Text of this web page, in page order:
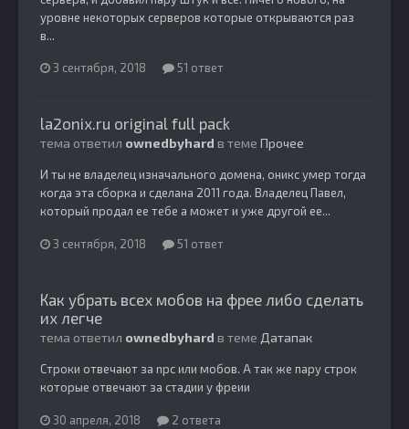
уровне некоторых серверов которые открываются раз
в...
3 сентября, 2018 51 ответ
la2onix.ru original full pack
тема ответил ownedbyhard в теме Прочее
И ты не владелец изначального домена, оникс умер тогда
когда эта сборка и сделана 2011 года. Владелец Павел,
который продал ее тебе а может и уже другой ее...
3 сентября, 2018 51 ответ
Как убрать всех мобов на фрее либо сделать
их легче
тема ответил ownedbyhard в теме Датапак
Строки отвечают за npc или мобов. А так же пару строк
которые отвечают за стадии у фреии
30 апреля, 2018 2 ответа